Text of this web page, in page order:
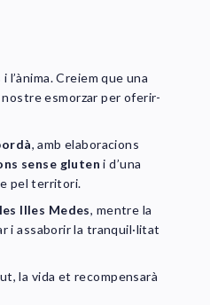
l’ànima. Creiem que una
esmorzar per oferir-
, amb elaboracions
sense gluten i d’una
pel territori.
Illes Medes, mentre la
i assaborir la tranquil·litat
la vida et recompensarà